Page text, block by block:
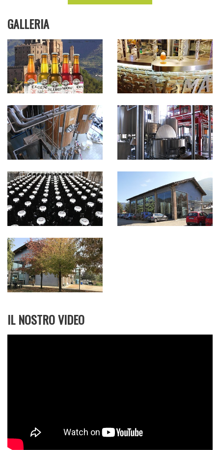
Il birrificio Soralamà non produce soltanto birre
in bottiglia da 33 e 75 cl. ma anche birra
artigianale in fusto, che rappresenta circa il 70%
della produzione totale. Per questo la birra
Soralamà è stata scelta da diversi locali in tutto il
territorio italiano: pizzerie, hamburgherie, grills e
artigianale di qualità ed a cui, se richiesto, viene
fornito anche l'impianto di spillatura in
comodato d’uso.
Annesso all’impianto produttivo c'è la
Brasseria
Soralamà, dove si possono bere tutte le birre
accompagnandole con stuzzichini, taglieri o
hamburger, oppure abbinandole a piatti
caratteristici del territorio o della tradizione. Qui
la domenica viene riproposta la tradizionale
merenda sinoira, dalle 17 alle 19.
per garantire, grazie alla grande capacità
produttiva (400 mila litri all'anno) ed al controllo
GALLERIA
IL NOSTRO VIDEO